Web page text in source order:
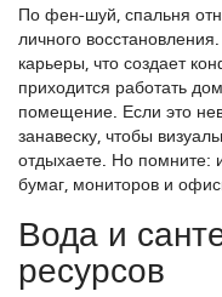
По фен-шуй, спальня
личного
карьеры, что создает
приходится работать
помещение. Если это
занавеску, чтобы
отдыхаете. Но помните:
бумаг, мониторов и
Вода и
ресурсов